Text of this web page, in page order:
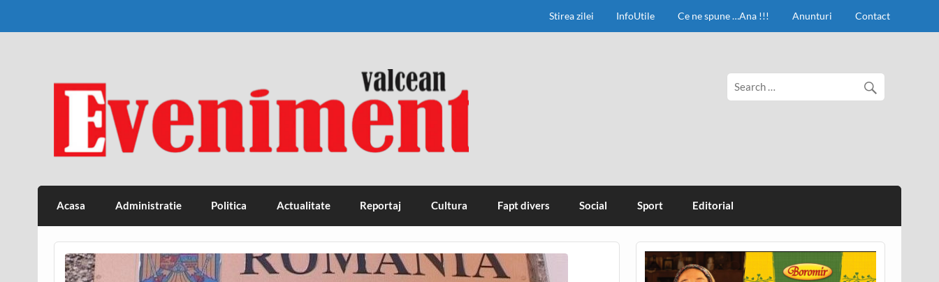
Stirea zilei InfoUtile Ce ne spune …Ana !!! Anunturi Contact
Eveniment Valcean
Acasa Administratie Politica Actualitate Reportaj Cultura Fapt divers Social Sport Editorial